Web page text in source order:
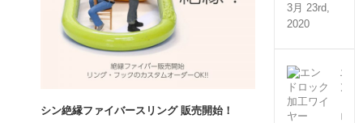
シン絶縁ファイバースリング 販売開始！
3月 23rd,
2020
エ
ン
ロ